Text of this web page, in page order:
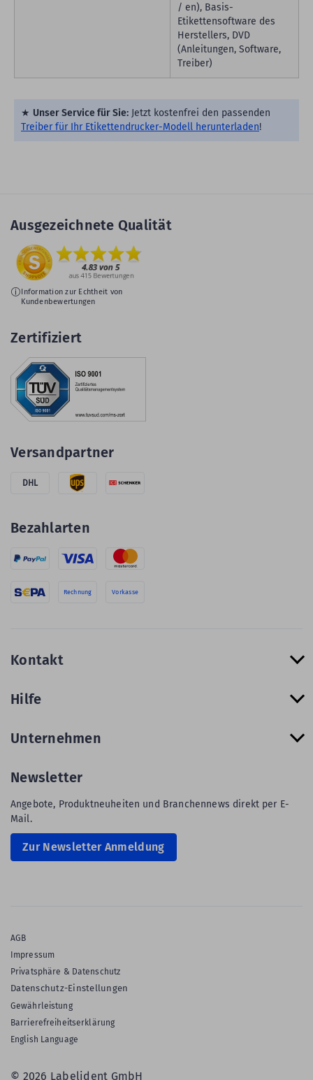
/ en), Basis-
Etikettensoftware des
Herstellers, DVD
(Anleitungen, Software,
Treiber)
★ Unser Service für Sie: Jetzt kostenfrei den passenden
Treiber für Ihr Etikettendrucker-Modell herunterladen!
Ausgezeichnete Qualität
Information zur Echtheit von
Kundenbewertungen
Zertifiziert
Versandpartner
DHL
Bezahlarten
Rechnung Vorkasse
Kontakt
Hilfe
Unternehmen
Newsletter
Angebote, Produktneuheiten und Branchennews direkt per E-
Mail.
Zur Newsletter Anmeldung
AGB
Impressum
Privatsphäre & Datenschutz
Datenschutz-Einstellungen
Gewährleistung
Barrierefreiheitserklärung
English Language
© 2026 Labelident GmbH